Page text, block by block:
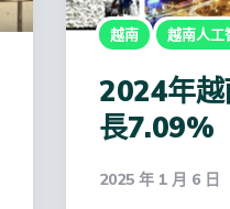
越南 越南人工
2024年越
長7.09%
2025 年 1 月 6 日